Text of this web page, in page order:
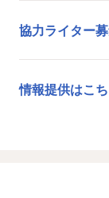
協力ライター
情報提供はこ